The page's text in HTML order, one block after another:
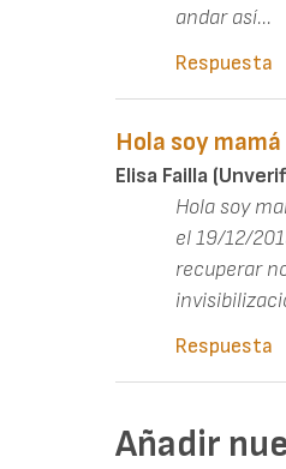
andar así...
Respuesta
Hola soy
Elisa Failla
Hola soy
el 19/12/
recuperar
Respuesta
Añadir